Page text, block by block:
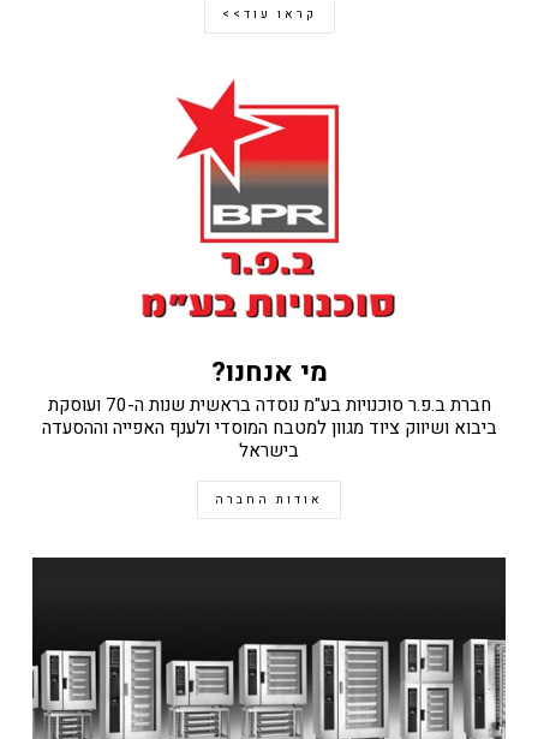
קראו עוד>>
מי אנחנו?
חברת ב.פ.ר סוכנויות בע"מ נוסדה בראשית שנות ה-70 ועוסקת
ביבוא ושיווק ציוד מגוון למטבח המוסדי ולענף האפייה וההסעדה
בישראל
אודות החברה